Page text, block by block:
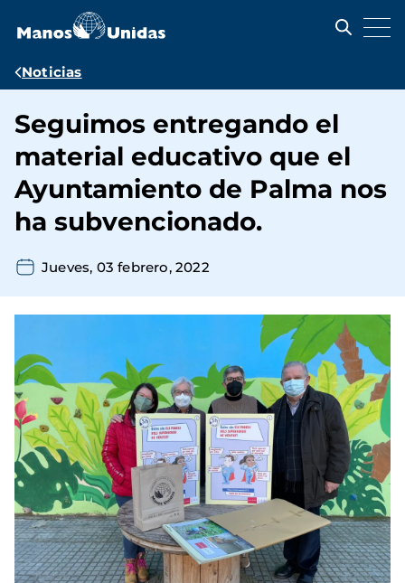
contenido
Ruta
navegación
Noticias
Seguimos entregando el
material educativo que el
Ayuntamiento de Palma nos
ha subvencionado.
Jueves, 03 febrero, 2022